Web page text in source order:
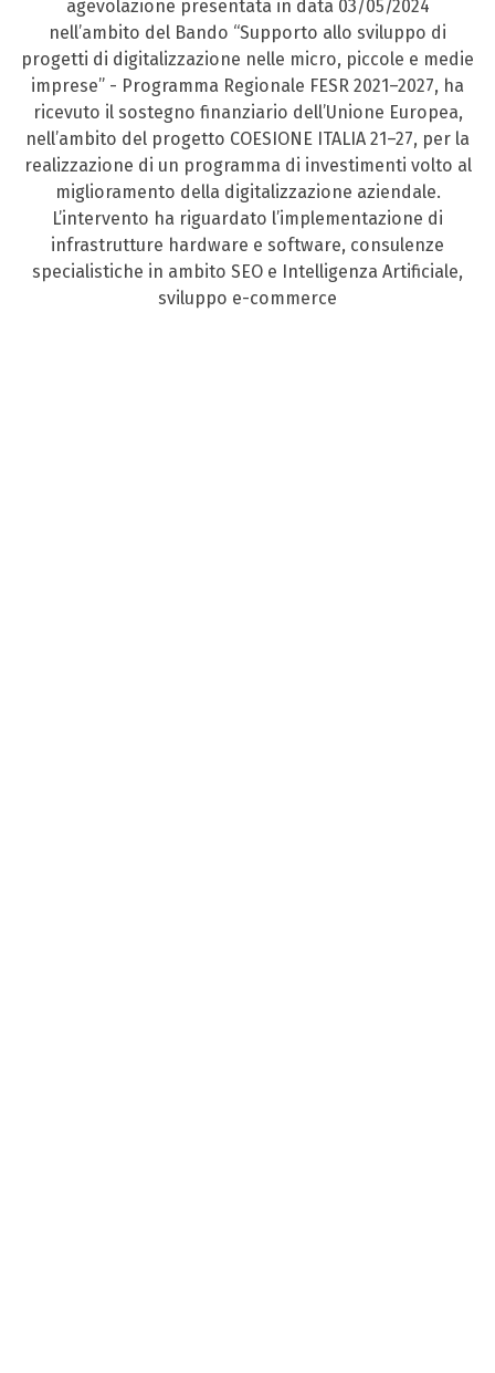
agevolazione presentata in data 03/05/2024
nell’ambito del Bando “Supporto allo sviluppo di
progetti di digitalizzazione nelle micro, piccole e medie
imprese” - Programma Regionale FESR 2021–2027, ha
ricevuto il sostegno finanziario dell’Unione Europea,
nell’ambito del progetto COESIONE ITALIA 21–27, per la
realizzazione di un programma di investimenti volto al
miglioramento della digitalizzazione aziendale.
L’intervento ha riguardato l’implementazione di
infrastrutture hardware e software, consulenze
specialistiche in ambito SEO e Intelligenza Artificiale,
sviluppo e-commerce